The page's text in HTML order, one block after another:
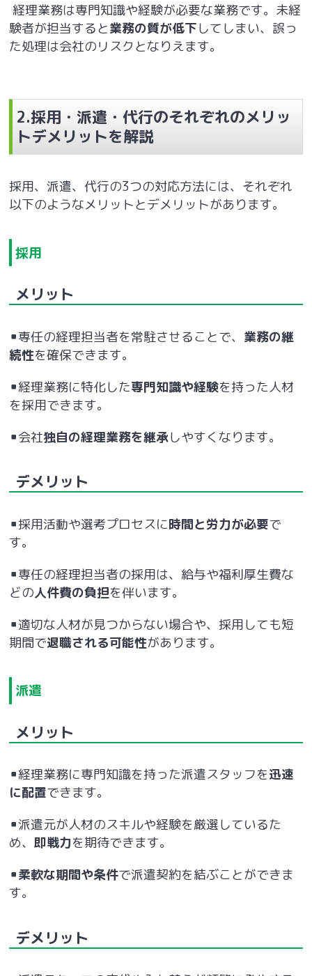
経理業務は専門知識や経験が必要な業務です。未経
験者が担当すると業務の質が低下してしまい、誤っ
た処理は会社のリスクとなりえます。
2.採用・派遣・代行のそれぞれのメリッ
トデメリットを解説
採用、派遣、代行の3つの対応方法には、それぞれ
以下のようなメリットとデメリットがあります。
採用
メリット
▪専任の経理担当者を常駐させることで、 業務の継
続性を確保できます。
▪経理業務に特化した専門知識や経験を持った人材
を採用できます。
▪会社独自の経理業務を継承しやすくなります。
デメリット
▪採用活動や選考プロセスに時間と労力が必要で
す。
▪専任の経理担当者の採用は、給与や福利厚生費な
どの人件費の負担を伴います。
▪適切な人材が見つからない場合や、採用しても短
期間で退職される可能性があります。
派遣
メリット
▪経理業務に専門知識を持った派遣スタッフを迅速
に配置できます。
▪派遣元が人材のスキルや経験を厳選しているた
め、即戦力を期待できます。
▪柔軟な期間や条件で派遣契約を結ぶことができま
す。
デメリット